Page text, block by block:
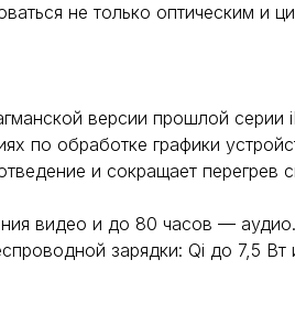
не только оптическим и
версии прошлой
по обработке графики
и сокращает
видео и до 80 часов —
зарядки: Qi до 7,5 Вт